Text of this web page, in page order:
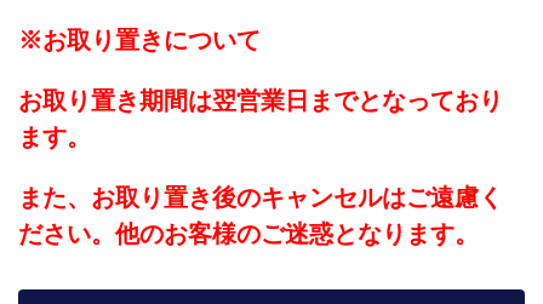
※お取り置きについて
お取り置き期間は翌営業日までとなっており
ます。
また、お取り置き後のキャンセルはご遠慮く
ださい。他のお客様のご迷惑となります。